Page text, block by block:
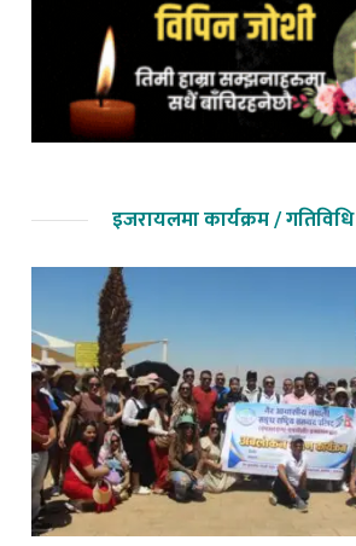
इजरायलमा कार्यक्रम / गतिविधि